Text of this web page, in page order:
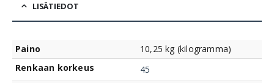
LISÄTIEDOT
Paino
10,25 kg (kilogramma)
Renkaan korkeus
45